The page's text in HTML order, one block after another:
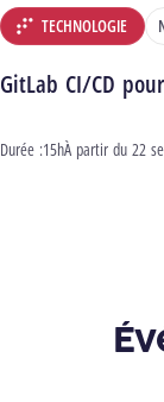
DÉPARTEMENT :
TECHNOLOGIE
GitLab CI/CD
Durée :15hDébut :
À partir du 22